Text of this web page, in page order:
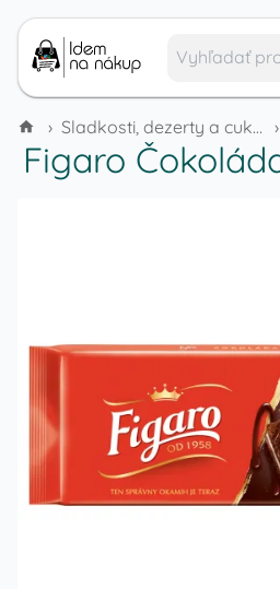
› Sladkosti, dezerty a cukrovinky ›
Figaro